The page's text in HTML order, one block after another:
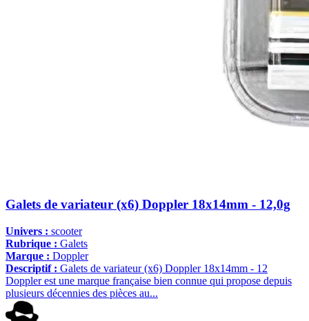
Galets de variateur (x6) Doppler 18x14mm - 12,0g
Univers : scooter
Rubrique : Galets
Marque : Doppler
Descriptif : Galets de variateur (x6) Doppler 18x14mm - 12
Doppler est une marque française bien connue qui propose depuis
plusieurs décennies des pièces au...